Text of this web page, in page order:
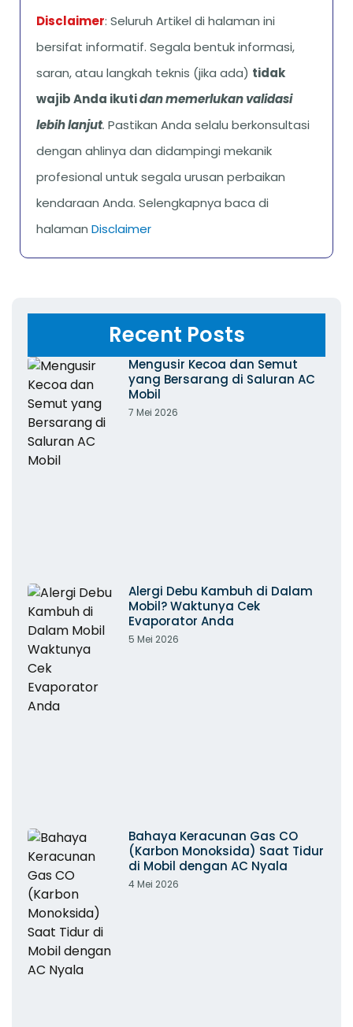
Disclaimer: Seluruh Artikel di halaman ini
bersifat informatif. Segala bentuk informasi,
saran, atau langkah teknis (jika ada) tidak
wajib Anda ikutidan memerlukan validasi
lebih lanjut. Pastikan Anda selalu berkonsultasi
dengan ahlinya dan didampingi mekanik
profesional untuk segala urusan perbaikan
kendaraan Anda. Selengkapnya baca di
halaman Disclaimer
Recent Posts
Mengusir Kecoa dan Semut
yang Bersarang di Saluran AC
Mobil
7 Mei 2026
Alergi Debu Kambuh di Dalam
Mobil? Waktunya Cek
Evaporator Anda
5 Mei 2026
Bahaya Keracunan Gas CO
(Karbon Monoksida) Saat Tidur
di Mobil dengan AC Nyala
4 Mei 2026